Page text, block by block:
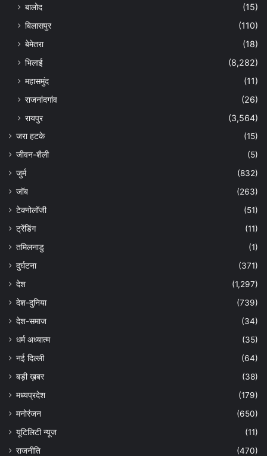
बालोद
(15)
बिलासपुर
(110)
बेमेतरा
(18)
भिलाई
(8,282)
महासमुंद
(11)
राजनांदगांव
(26)
रायपुर
(3,564)
जरा हटके
(15)
जीवन-शैली
(5)
जुर्म
(832)
जॉब
(263)
टेक्नोलॉजी
(51)
ट्रेंडिंग
(11)
तमिलनाडु
(1)
दुर्घटना
(371)
देश
(1,297)
देश-दुनिया
(739)
देश-समाज
(34)
धर्म अध्यात्म
(35)
नई दिल्ली
(64)
बड़ी ख़बर
(38)
मध्यप्रदेश
(179)
मनोरंजन
(650)
यूटिलिटी न्यूज
(11)
राजनीति
(470)